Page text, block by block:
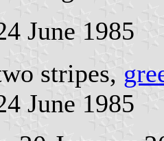
June 1985
stripes,
June 1985